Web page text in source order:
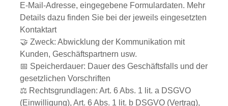
E-Mail-Adresse, eingegebene Formulardaten. Mehr
Details dazu finden Sie bei der jeweils eingesetzten
Kontaktart
🤝 Zweck: Abwicklung der Kommunikation mit
Kunden, Geschäftspartnern usw.
📅 Speicherdauer: Dauer des Geschäftsfalls und der
gesetzlichen Vorschriften
⚖️ Rechtsgrundlagen: Art. 6 Abs. 1 lit. a DSGVO
(Einwilligung), Art. 6 Abs. 1 lit. b DSGVO (Vertrag),